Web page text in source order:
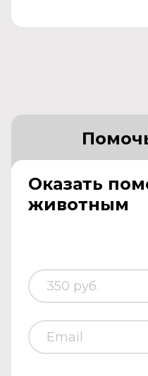
Оказать
животным